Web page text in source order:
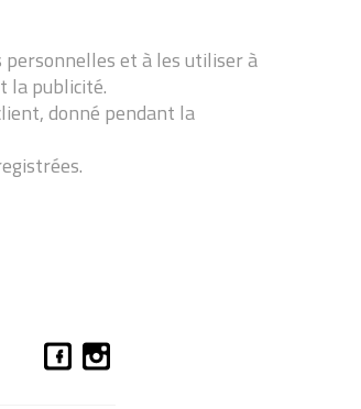
et à les utiliser à
la publicité.
donné pendant la